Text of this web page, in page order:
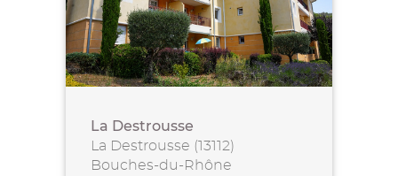
La Destrousse
La Destrousse (13112)
Bouches-du-Rhône